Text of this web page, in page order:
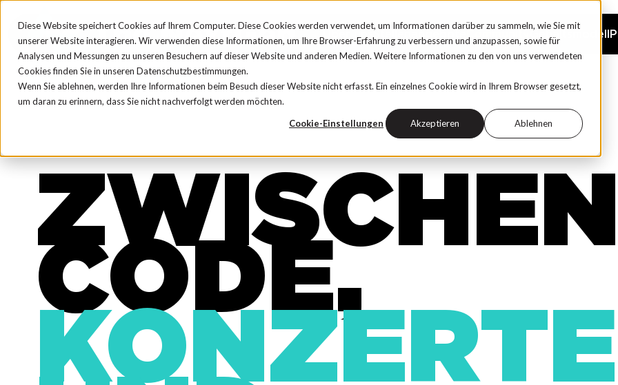
Diese Website speichert Cookies auf Ihrem Computer. Diese Cookies werden verwendet, um Informationen darüber zu sammeln, wie Sie mit
unserer Website interagieren. Wir verwenden diese Informationen, um Ihre Browser-Erfahrung zu verbessern und anzupassen, sowie für
Analysen und Messungen zu unseren Besuchern auf dieser Website und anderen Medien. Weitere Informationen zu den von uns verwendeten
Cookies finden Sie in unseren Datenschutzbestimmungen.
Wenn Sie ablehnen, werden Ihre Informationen beim Besuch dieser Website nicht erfasst. Ein einzelnes Cookie wird in Ihrem Browser gesetzt,
um daran zu erinnern, dass Sie nicht nachverfolgt werden möchten.
Cookie-Einstellungen Akzeptieren Ablehnen
Stellenangebote Gehaltsmodell
ZWISCHEN
CODE,